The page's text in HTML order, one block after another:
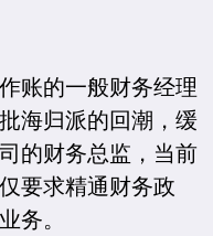
账的一般财务经理
海归派的回潮，缓
的财务总监，当前
要求精通财务政
务。